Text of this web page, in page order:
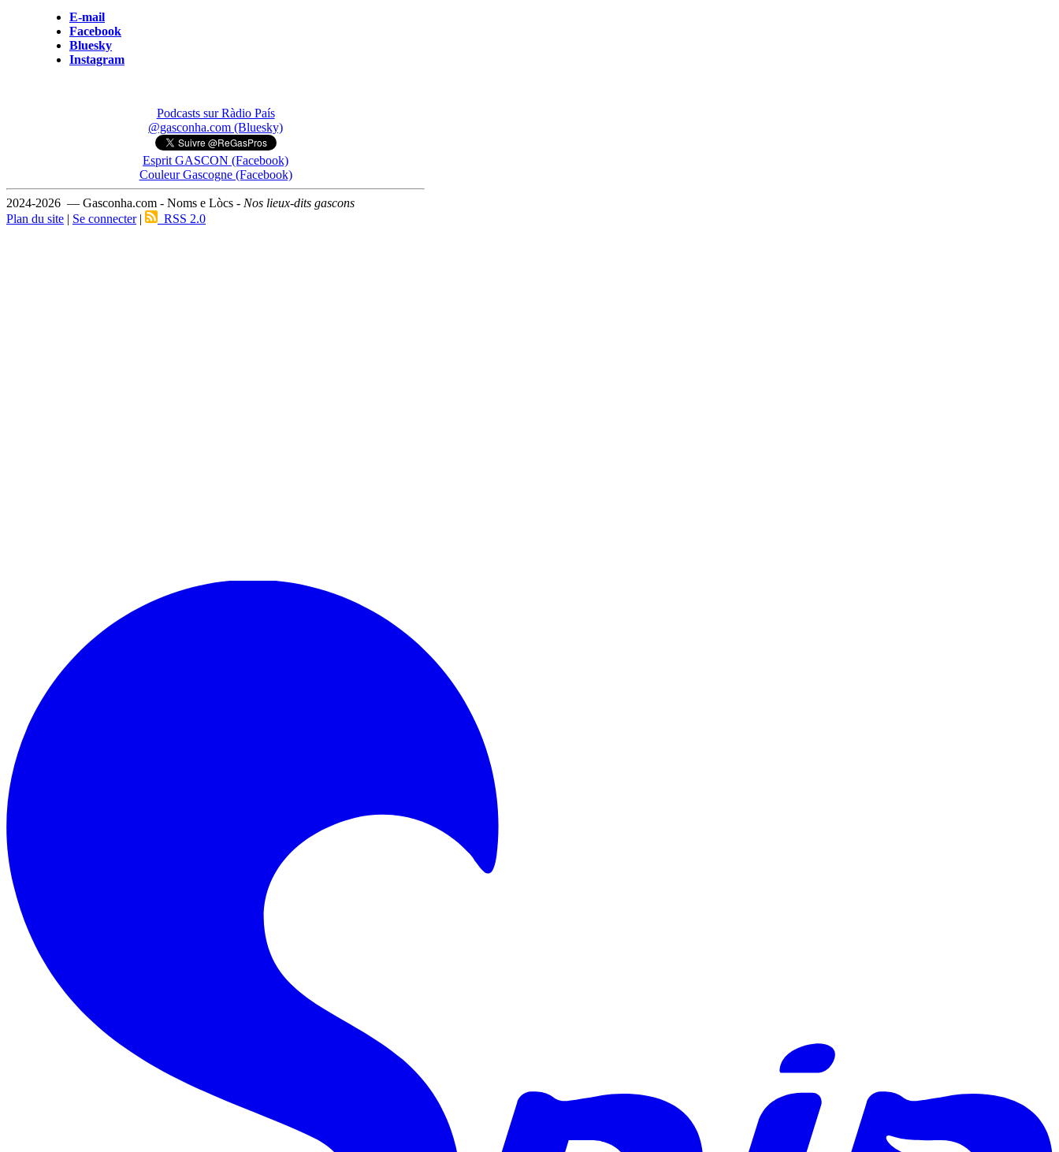
E-mail
Facebook
Bluesky
Instagram
Podcasts sur Ràdio País
@gasconha.com (Bluesky)
Esprit GASCON (Facebook)
Couleur Gascogne (Facebook)
2024-2026 — Gasconha.com - Noms e Lòcs - Nos lieux-dits gascons
Plan du site
Se connecter| RSS 2.0